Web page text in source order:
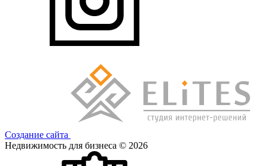
Создание сайта
Недвижимость для бизнеса © 2026